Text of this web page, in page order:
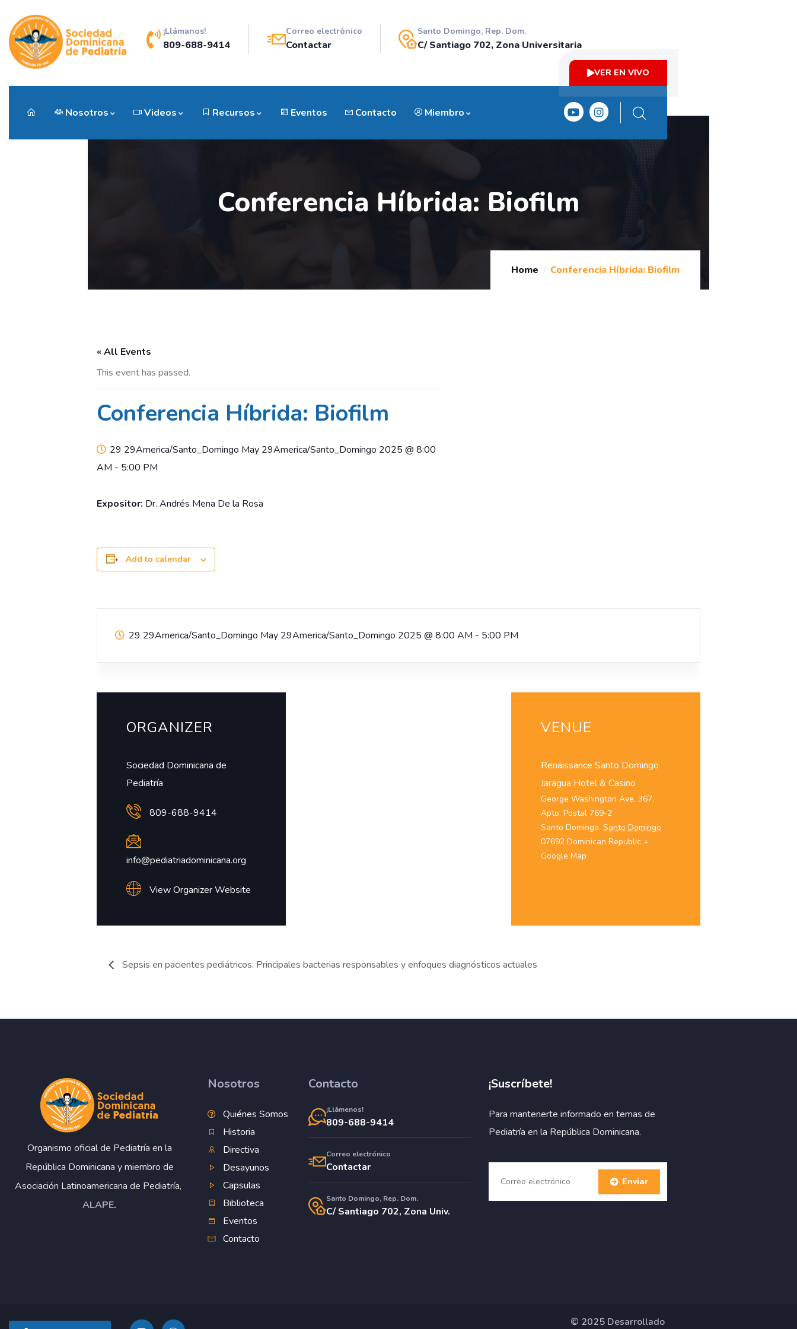
¡Llámanos!
809-688-9414
Correo electrónico
Contactar
Santo Domingo, Rep. Dom.
C/ Santiago 702, Zona Universitaria
VER EN VIVO
Nosotros Videos Recursos Eventos Contacto Miembro
Conferencia Híbrida: Biofilm
Home Conferencia Híbrida: Biofilm
« All Events
This event has passed.
Conferencia Híbrida: Biofilm
29 29America/Santo_Domingo May 29America/Santo_Domingo 2025 @ 8:00
AM - 5:00 PM
Expositor: Dr. Andrés Mena De la Rosa
Add to calendar
29 29America/Santo_Domingo May 29America/Santo_Domingo 2025 @ 8:00 AM - 5:00 PM
ORGANIZER
Sociedad Dominicana de
Pediatría
809-688-9414
info@pediatriadominicana.org
View Organizer Website
VENUE
Renaissance Santo Domingo
Jaragua Hotel & Casino
George Washington Ave. 367,
Apto. Postal 769-2
Santo Domingo, Santo Domingo
07692 Dominican Republic +
Google Map
Sepsis en pacientes pediátricos: Principales bacterias responsables y enfoques diagnósticos actuales
Organismo oficial de Pediatría en la
República Dominicana y miembro de
Asociación Latinoamericana de Pediatría,
ALAPE.
Nosotros
Quiénes Somos
Historia
Directiva
Desayunos
Capsulas
Biblioteca
Eventos
Contacto
Contacto
¡Llámenos!
809-688-9414
Correo electrónico
Contactar
Santo Domingo, Rep. Dom.
C/ Santiago 702, Zona Univ.
¡Suscríbete!
Para mantenerte informado en temas de
Pediatría en la República Dominicana.
© 2025 Desarrollado